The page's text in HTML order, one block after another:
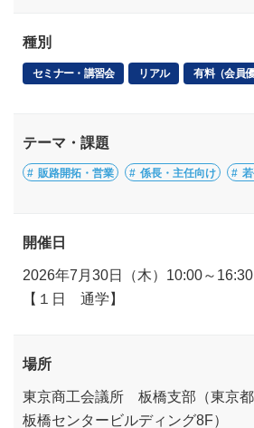
種別
セミナー・講習会 リアル 有料（会員優
テーマ・課題
販路開拓・営業 係長・主任向け
開催日
2026年7月30日（木）10:00～16:30
【１日 通学】
場所
東京商工会議所 板橋支部（東京
板橋センタービルディング8F）